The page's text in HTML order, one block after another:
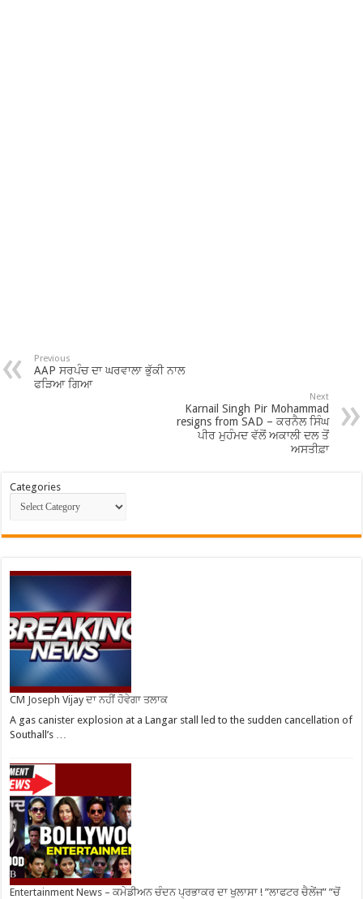
Previous
AAP ਸਰਪੰਚ ਦਾ ਘਰਵਾਲਾ ਭੁੱਕੀ ਨਾਲ
ਫੜਿਆ ਗਿਆ
Next
Karnail Singh Pir Mohammad
resigns from SAD – ਕਰਨੈਲ ਸਿੰਘ
ਪੀਰ ਮੁਹੰਮਦ ਵੱਲੋਂ ਅਕਾਲੀ ਦਲ ਤੋਂ
ਅਸਤੀਫ਼ਾ
Categories
CM Joseph Vijay ਦਾ ਨਹੀਂ ਹੋਵੇਗਾ ਤਲਾਕ
A gas canister explosion at a Langar stall led to the sudden cancellation of
Southall’s …
Entertainment News – ਕਮੇਡੀਅਨ ਚੰਦਨ ਪ੍ਰਭਾਕਰ ਦਾ ਖੁਲਾਸਾ ! ”ਲਾਫਟਰ ਚੈਲੇਂਜ” ”ਚੋਂ